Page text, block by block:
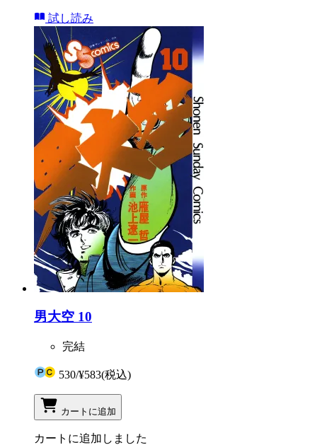
試し読み
男大空 10
完結
530/¥583(税込)
カートに追加
カートに追加しました